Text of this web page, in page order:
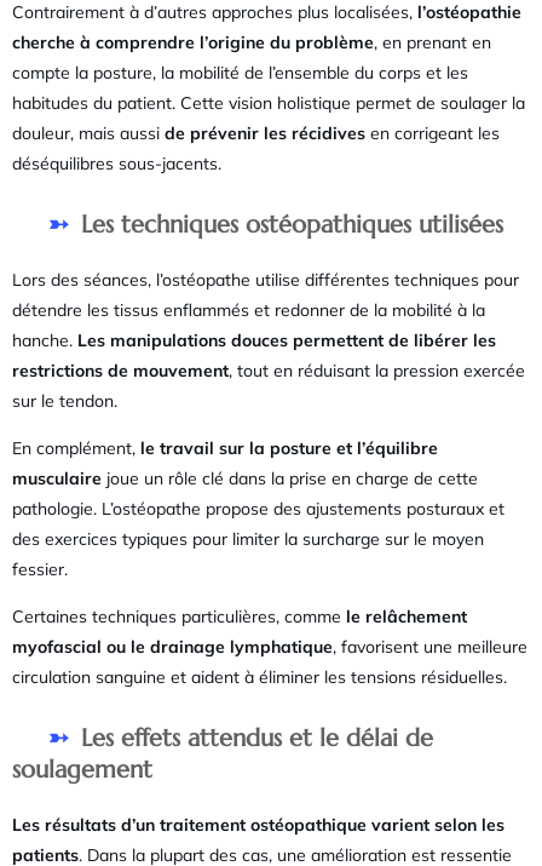
Contrairement à d’autres approches plus localisées, l’ostéopathie
cherche à comprendre l’origine du problème, en prenant en
compte la posture, la mobilité de l’ensemble du corps et les
habitudes du patient. Cette vision holistique permet de soulager la
douleur, mais aussi de prévenir les récidives en corrigeant les
déséquilibres sous-jacents.
Les techniques ostéopathiques utilisées
Lors des séances, l’ostéopathe utilise différentes techniques pour
détendre les tissus enflammés et redonner de la mobilité à la
hanche. Les manipulations douces permettent de libérer les
restrictions de mouvement, tout en réduisant la pression exercée
sur le tendon.
En complément, le travail sur la posture et l’équilibre
musculaire joue un rôle clé dans la prise en charge de cette
pathologie. L’ostéopathe propose des ajustements posturaux et
des exercices typiques pour limiter la surcharge sur le moyen
fessier.
Certaines techniques particulières, comme le relâchement
myofascial ou le drainage lymphatique, favorisent une meilleure
circulation sanguine et aident à éliminer les tensions résiduelles.
Les effets attendus et le délai de
soulagement
Les résultats d’un traitement ostéopathique varient selon les
patients. Dans la plupart des cas, une amélioration est ressentie